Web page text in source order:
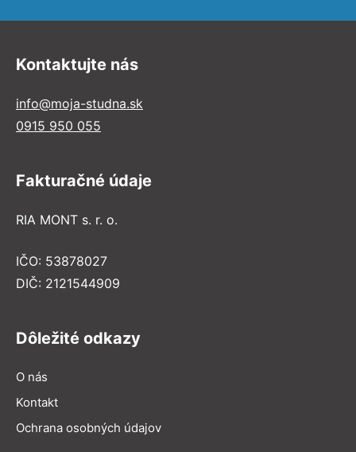
Kontaktujte nás
info@moja-studna.sk
0915 950 055
Fakturačné údaje
RIA MONT s. r. o.
IČO: 53878027
DIČ: 2121544909
Dôležité odkazy
O nás
Kontakt
Ochrana osobných údajov